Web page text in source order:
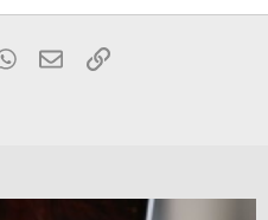
WhatsApp
E-MailLink